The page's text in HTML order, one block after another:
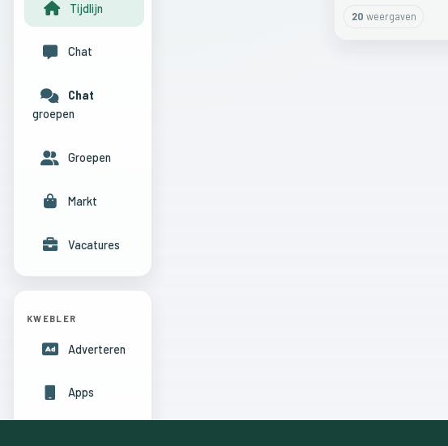
20 weergaven
Tijdlijn
Chat
Chat
groepen
Groepen
Markt
Vacatures
KWEBLER
Adverteren
Apps